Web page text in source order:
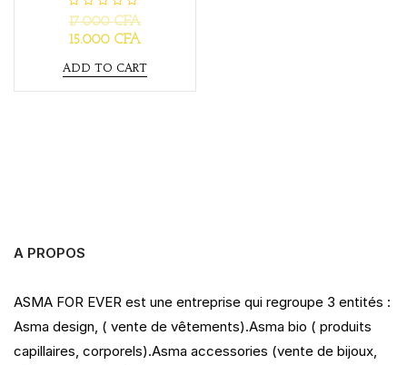
R
a
t
0
u
17.000CFA
15.000 CFA
ADD TO CART
A PROPOS
ASMA FOR EVER est une entreprise qui regroupe 3 entités :
Asma design, ( vente de vêtements).Asma bio ( produits
capillaires, corporels).Asma accessories (vente de bijoux,